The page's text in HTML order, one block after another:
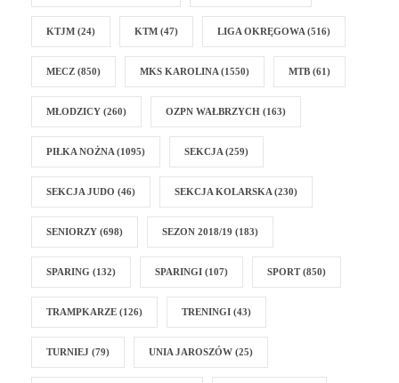
KTJM (24) KTM (47) LIGA OKRĘGOWA (516)
MECZ (850) MKS KAROLINA (1550) MTB (61)
MŁODZICY (260) OZPN WAŁBRZYCH (163)
PIŁKA NOŻNA (1095) SEKCJA (259)
SEKCJA JUDO (46) SEKCJA KOLARSKA (230)
SENIORZY (698) SEZON 2018/19 (183)
SPARING (132) SPARINGI (107) SPORT(850)
TRAMPKARZE (126) TRENINGI (43)
TURNIEJ (79) UNIA JAROSZÓW (25)